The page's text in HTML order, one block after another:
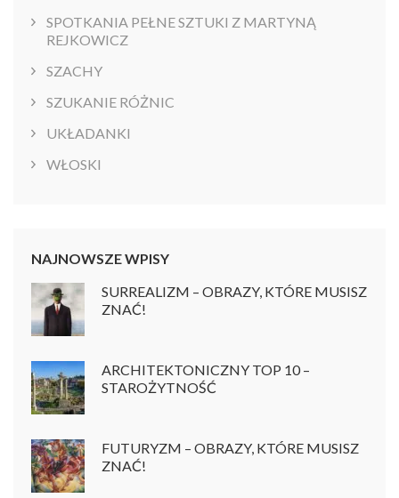
SPOTKANIA PEŁNE SZTUKI Z MARTYNĄ
REJKOWICZ
SZACHY
SZUKANIE RÓŻNIC
UKŁADANKI
WŁOSKI
NAJNOWSZE WPISY
SURREALIZM – OBRAZY, KTÓRE MUSISZ
ZNAĆ!
ARCHITEKTONICZNY TOP 10 –
STAROŻYTNOŚĆ
FUTURYZM – OBRAZY, KTÓRE MUSISZ
ZNAĆ!